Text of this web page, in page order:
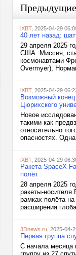
iXBT, 2025-04-29
40 лет назад:
29 апреля 2025
США. Миссия,
космонавтами
Overmyer),
iXBT, 2025-04-29
Возможный
Цюрихского
Новое
такими как
относительно
опасностях.
iXBT, 2025-04-29
Ракета SpaceX
полёт
28 апреля 2025
ракеты-
рамках полёта
расширения
3Dnews.ru , 2025-04-
Первая группа
С начала месяца